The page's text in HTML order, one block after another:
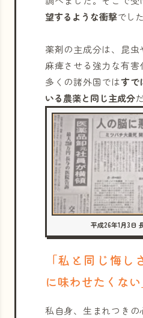
望するような衝撃でした
薬剤の主成分は、昆虫
麻痺させる強力な有害
多くの諸外国ではすで
いる農薬と同じ主成分
平成26年1月3日
「私と同じ悔し
に味わせたくない
私自身、生まれつき